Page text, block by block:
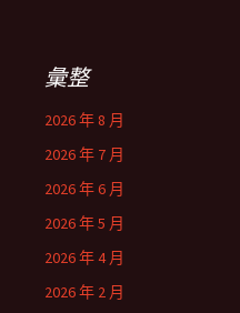
彙整
2026 年 8 月
2026 年 7 月
2026 年 6 月
2026 年 5 月
2026 年 4 月
2026 年 2 月